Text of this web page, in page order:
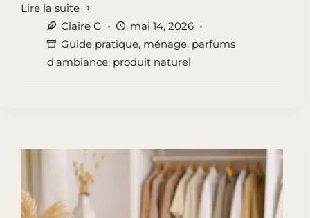
Lire la suite
Poudre
parfumée
aspirateur
maison
saine
Claire G
mai 14, 2026
Guide pratique, ménage, parfums
d'ambiance, produit naturel